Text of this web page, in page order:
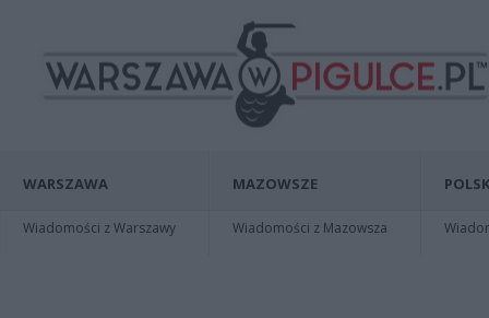
WARSZAWA
Wiadomości z Warszawy
MAZOWSZE
Wiadomości z Mazowsza